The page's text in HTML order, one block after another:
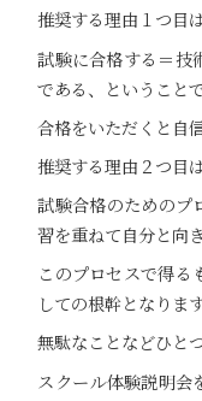
推奨する理由１つ目
試験に合格する＝技
である、ということで
合格をいただくと自
推奨する理由２つ目
試験合格のためのプ
習を重ねて自分と向
このプロセスで得る
しての根幹となります
無駄なことなどひと
スクール体験説明会